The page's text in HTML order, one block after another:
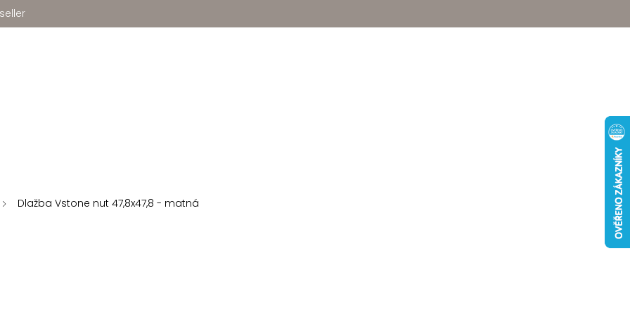
Dlažba Vstone nut 47,8x47,8 - matná